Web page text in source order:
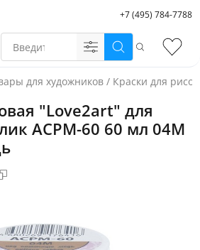
+7 (495) 784-7788
Поиск
для художников / Краски для
"Love2art" для
ACPM-60 60 мл 04М